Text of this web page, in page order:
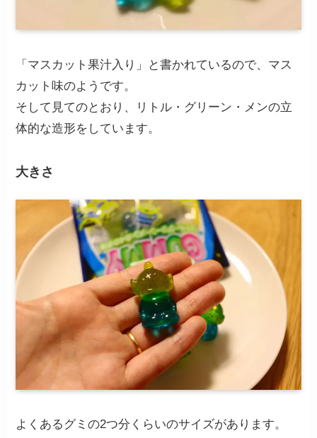
「マスカット果汁入り」と書かれているので、マス
カット味のようです。
そして見てのとおり、リトル・グリーン・メンの立
体的な造形をしています。
大きさ
よくあるグミの2つ分くらいのサイズがあります。